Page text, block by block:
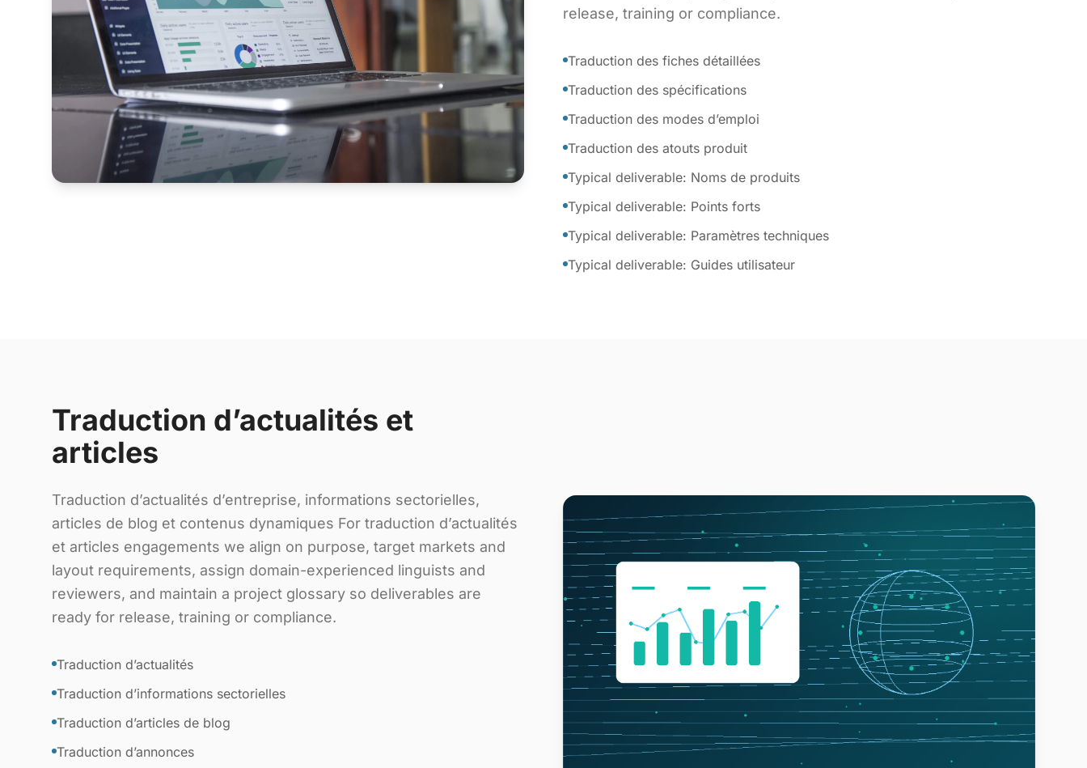
release, training or compliance.
Traduction des fiches détaillées
Traduction des spécifications
Traduction des modes d’emploi
Traduction des atouts produit
Typical deliverable: Noms de produits
Typical deliverable: Points forts
Typical deliverable: Paramètres techniques
Typical deliverable: Guides utilisateur
Traduction d’actualités et
articles
Traduction d’actualités d’entreprise, informations sectorielles,
articles de blog et contenus dynamiques For traduction d’actualités
et articles engagements we align on purpose, target markets and
layout requirements, assign domain-experienced linguists and
reviewers, and maintain a project glossary so deliverables are
ready for release, training or compliance.
Traduction d’actualités
Traduction d’informations sectorielles
Traduction d’articles de blog
Traduction d’annonces